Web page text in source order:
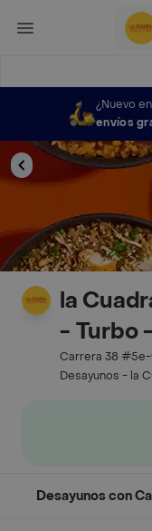
¿Nuevo
envíos
la
- Turbo
Carrera 38 #5e-
Desayunos - la
Desayunos con